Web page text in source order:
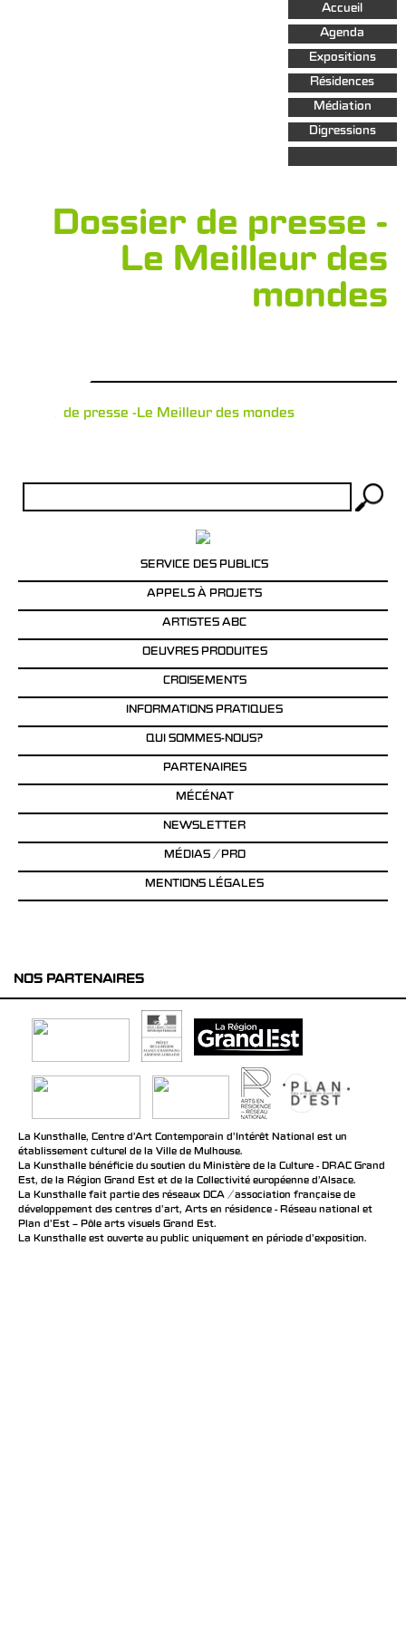
Aller au
contenu
principal
Accueil
Agenda
Expositions
Résidences
Médiation
Digressions
Dossier de presse -
Le Meilleur des
mondes
Dossier de presse -Le Meilleur des mondes
SERVICE DES PUBLICS
APPELS À PROJETS
ARTISTES ABC
OEUVRES PRODUITES
CROISEMENTS
INFORMATIONS PRATIQUES
QUI SOMMES-NOUS?
PARTENAIRES
MÉCÉNAT
NEWSLETTER
MÉDIAS / PRO
MENTIONS LÉGALES
NOS PARTENAIRES
La Kunsthalle, Centre d’Art Contemporain d’Intérêt National est un
établissement culturel de la Ville de Mulhouse.
La Kunsthalle bénéficie du soutien du Ministère de la Culture - DRAC Grand
Est, de la Région Grand Est et de la Collectivité européenne d’Alsace.
La Kunsthalle fait partie des réseaux DCA / association française de
développement des centres d'art, Arts en résidence - Réseau national et
Plan d’Est – Pôle arts visuels Grand Est.
La Kunsthalle est ouverte au public uniquement en période d'exposition.